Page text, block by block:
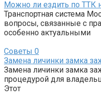
Можно ли ездить по ТТК
Транспортная система
вопросы, связанные с
особенно актуальными
Советы 0
Замена личинки замка
Замена личинки замка
процедурой для
Этот